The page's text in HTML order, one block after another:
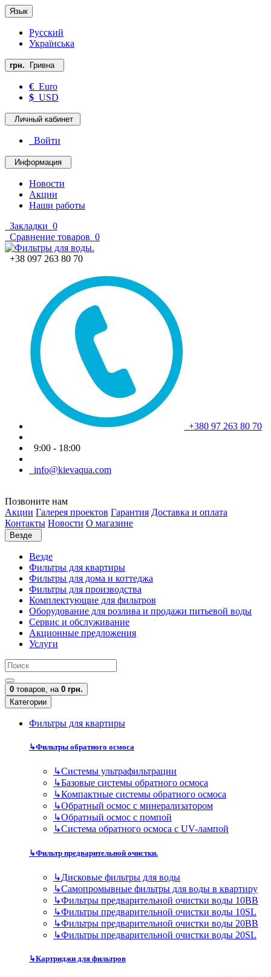
Язык
Русский
Українська
грн. Гривна
€ Euro
$ USD
Личный кабинет
Войти
Информация
Новости
Акции
Наши работы
Закладки 0
Сравнение товаров 0
+38 097 263 80 70
+380 97 263 80 70
9:00 - 18:00
info@kievaqua.com
Позвоните нам
Акции Галерея проектов Гарантия Доставка и оплата
Контакты Новости О магазине
Везде
Везде
Фильтры для квартиры
Фильтры для дома и коттеджа
Фильтры для производства
Комплектующие для фильтров
Оборудование для розлива и продажи питьевой воды
Сервис и обслуживание
Акционные предложения
Услуги
0 товаров, на 0 грн.
Категории
Фильтры для квартиры
↳Фильтры обратного осмоса
↳Cистемы ультрафильтрации
↳Базовые системы обратного осмоса
↳Компактные системы обратного осмоса
↳Обратный осмос с минерализатором
↳Обратный осмос с помпой
↳Система обратного осмоса с UV-лампой
↳Фильтр предварительной очистки.
↳Дисковые фильтры для воды
↳Самопромывные фильтры для воды в квартиру
↳Фильтры предварительной очистки воды 10BB
↳Фильтры предварительной очистки воды 10SL
↳Фильтры предварительной очистки воды 20BB
↳Фильтры предварительной очистки воды 20SL
↳Картриджи для фильтров